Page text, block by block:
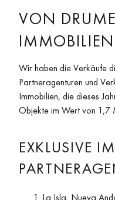
VON
IMMOBILIEN
Wir haben die Verkäufe
Partneragenturen und
Immobilien, die dieses
Objekte im Wert von 1,7
EXKLUSIVE
La Isla, Nueva